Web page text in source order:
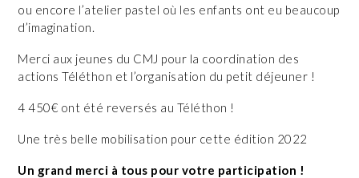
ou encore l’atelier pastel où les enfants ont eu beaucoup
d’imagination.
Merci aux jeunes du CMJ pour la coordination des
actions Téléthon et l’organisation du petit déjeuner !
4 450€ ont été reversés au Téléthon !
Une très belle mobilisation pour cette édition 2022
Un grand merci à tous pour votre participation !